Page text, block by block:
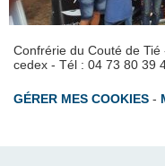
Confrérie du Couté de
cedex - Tél : 04 73 80 39
GÉRER MES COOKIES -